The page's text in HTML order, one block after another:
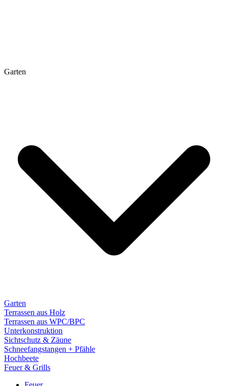
Garten
Garten
Terrassen aus Holz
Terrassen aus WPC/BPC
Unterkonstruktion
Sichtschutz & Zäune
Schneefangstangen + Pfähle
Hochbeete
Feuer & Grills